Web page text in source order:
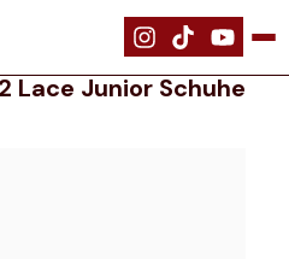
Lace Junior Schuhe weiß
Lace Junior Schuhe